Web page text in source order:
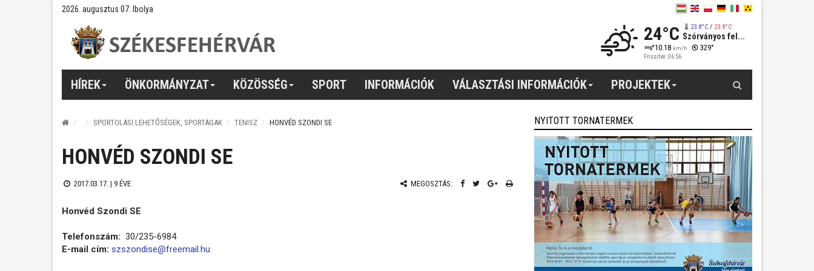
2026. augusztus 07. Ibolya
24°C 23.8°C/ 23.8°C
Szórványos fel...
10.18 km/h 329°
Frissítve: 06:56
HÍREK ÖNKORMÁNYZAT KÖZÖSSÉG SPORT INFORMÁCIÓK VÁLASZTÁSI INFORMÁCIÓK PROJEKTEK
SPORTOLÁSI LEHETŐSÉGEK, SPORTÁGAK TENISZ HONVÉD SZONDI SE
HONVÉD SZONDI SE
2017.03.17. | 9 ÉVE MEGOSZTÁS:
Honvéd Szondi SE
Telefonszám: 30/235-6984
E-mail cím: szszondise@freemail.hu
NYITOTT TORNATERMEK